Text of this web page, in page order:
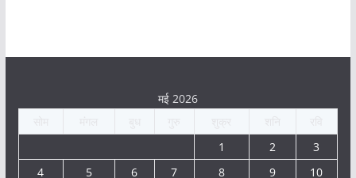
मई 2026
1
2
3
4
5 6 7 8 9
10